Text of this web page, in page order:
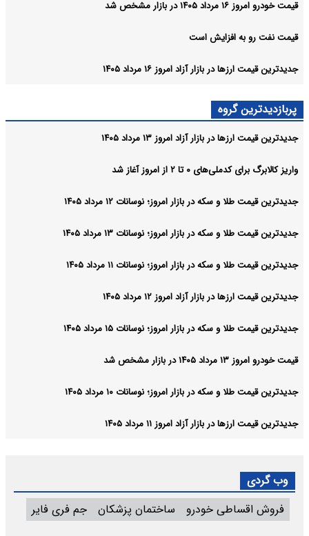
قیمت خودرو امروز ۱۶ مرداد ۱۴۰۵ در بازار مشخص شد
قیمت نفت رو به افزایش است
جدیدترین قیمت ارزها در بازار آزاد امروز ۱۶ مرداد ۱۴۰۵
پربازدیدترین گروه
جدیدترین قیمت ارزها در بازار آزاد امروز ۱۳ مرداد ۱۴۰۵
واریز کالابرگ برای کدملی‌های ۰ تا ۲ از امروز آغاز شد
جدیدترین قیمت طلا و سکه در بازار امروز؛ نوسانات ۱۲ مرداد ۱۴۰۵
جدیدترین قیمت طلا و سکه در بازار امروز؛ نوسانات ۱۳ مرداد ۱۴۰۵
جدیدترین قیمت طلا و سکه در بازار امروز؛ نوسانات ۱۱ مرداد ۱۴۰۵
جدیدترین قیمت ارزها در بازار آزاد امروز ۱۲ مرداد ۱۴۰۵
جدیدترین قیمت طلا و سکه در بازار امروز؛ نوسانات ۱۵ مرداد ۱۴۰۵
قیمت خودرو امروز ۱۳ مرداد ۱۴۰۵ در بازار مشخص شد
جدیدترین قیمت طلا و سکه در بازار امروز؛ نوسانات ۱۰ مرداد ۱۴۰۵
جدیدترین قیمت ارزها در بازار آزاد امروز ۱۱ مرداد ۱۴۰۵
وب گردی
فروش اقساطی خودرو
ساختمان پزشکان جم فری فایر